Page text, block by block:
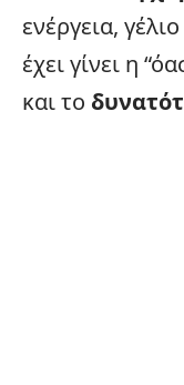
ενέργεια,
έχει γίνει η
και το